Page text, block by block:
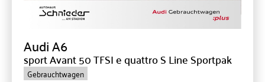
AudiA6
sport Avant 50 TFSI e quattro S Line Sportpak
Gebrauchtwagen